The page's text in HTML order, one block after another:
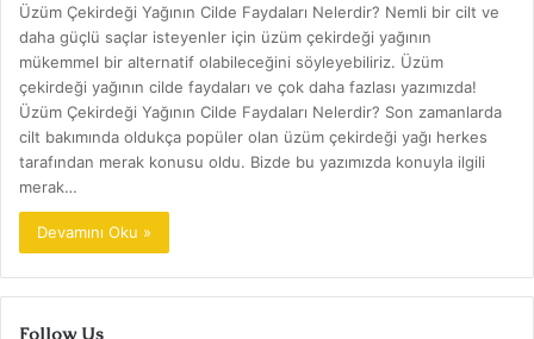
Üzüm Çekirdeği Yağının Cilde Faydaları Nelerdir? Nemli bir cilt ve
daha güçlü saçlar isteyenler için üzüm çekirdeği yağının
mükemmel bir alternatif olabileceğini söyleyebiliriz. Üzüm
çekirdeği yağının cilde faydaları ve çok daha fazlası yazımızda!
Üzüm Çekirdeği Yağının Cilde Faydaları Nelerdir? Son zamanlarda
cilt bakımında oldukça popüler olan üzüm çekirdeği yağı herkes
tarafından merak konusu oldu. Bizde bu yazımızda konuyla ilgili
merak…
Devamını Oku »
Follow Us